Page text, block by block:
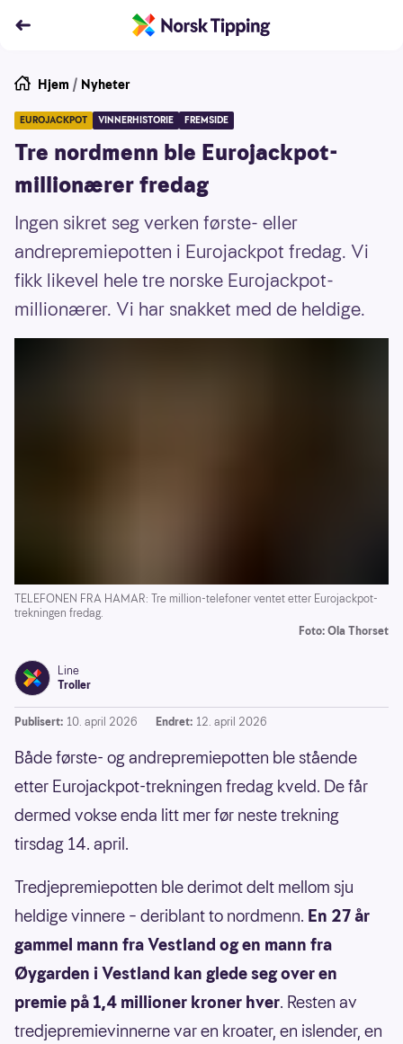
Hjem / Nyheter
EUROJACKPOT VINNERHISTORIE FREMSIDE
Tre nordmenn ble Eurojackpot-
millionærer fredag
Ingen sikret seg verken første- eller
andrepremiepotten i Eurojackpot fredag. Vi
fikk likevel hele tre norske Eurojackpot-
millionærer. Vi har snakket med de heldige.
TELEFONEN FRA HAMAR: Tre million-telefoner ventet etter Eurojackpot-
trekningen fredag.
Foto: Ola Thorset
Line
Troller
Publisert: 10. april 2026 Endret: 12. april 2026
Både første- og andrepremiepotten ble stående
etter Eurojackpot-trekningen fredag kveld. De får
dermed vokse enda litt mer før neste trekning
tirsdag 14. april.
Tredjepremiepotten ble derimot delt mellom sju
heldige vinnere – deriblant to nordmenn. En 27 år
gammel mann fra Vestland og en mann fra
Øygarden i Vestland kan glede seg over en
premie på 1,4 millioner kroner hver. Resten av
tredjepremievinnerne var en kroater, en islender, en